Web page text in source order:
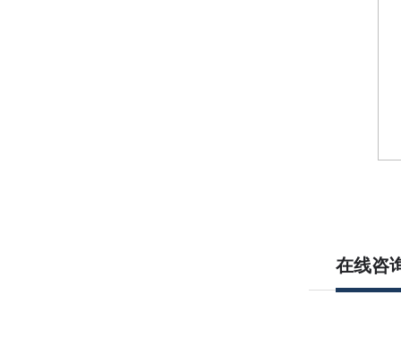
在线咨